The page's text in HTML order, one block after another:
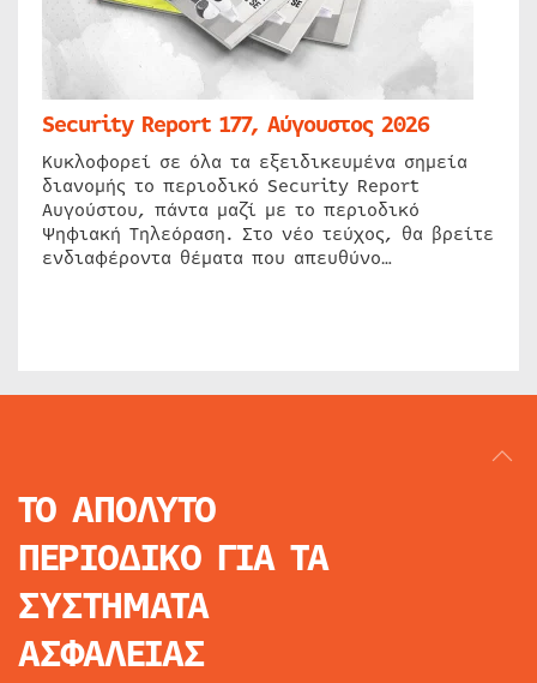
Security Report 177, Αύγουστος 2026
Κυκλοφορεί σε όλα τα εξειδικευμένα σημεία
διανομής το περιοδικό Security Report
Αυγούστου, πάντα μαζί με το περιοδικό
Ψηφιακή Τηλεόραση. Στο νέο τεύχος, θα βρείτε
ενδιαφέροντα θέματα που απευθύνο…
ΤΟ ΑΠΟΛΥΤΟ
ΠΕΡΙΟΔΙΚΟ ΓΙΑ ΤΑ
ΣΥΣΤΗΜΑΤΑ
ΑΣΦΑΛΕΙΑΣ